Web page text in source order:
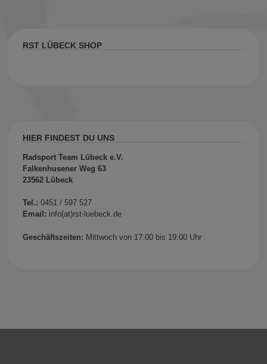
RST LÜBECK SHOP
HIER FINDEST DU UNS
Radsport Team Lübeck e.V.
Falkenhusener Weg 63
23562 Lübeck
Tel.: 0451 / 597 527
Email: info(at)rst-luebeck.de
Geschäftszeiten: Mittwoch von 17:00 bis 19:00 Uhr